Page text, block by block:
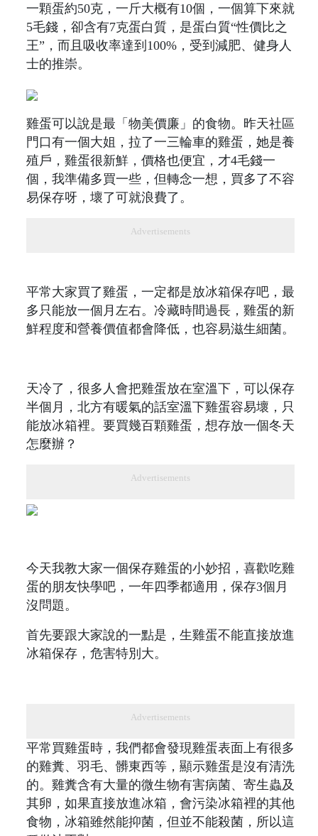
一顆蛋約50克，一斤大概有10個，一個算下來就
5毛錢，卻含有7克蛋白質，是蛋白質“性價比之
王”，而且吸收率達到100%，受到減肥、健身人
士的推崇。
雞蛋可以說是最「物美價廉」的食物。昨天社區
門口有一個大姐，拉了一三輪車的雞蛋，她是養
殖戶，雞蛋很新鮮，價格也便宜，才4毛錢一
個，我準備多買一些，但轉念一想，買多了不容
易保存呀，壞了可就浪費了。
Advertisements
平常大家買了雞蛋，一定都是放冰箱保存吧，最
多只能放一個月左右。冷藏時間過長，雞蛋的新
鮮程度和營養價值都會降低，也容易滋生細菌。
天冷了，很多人會把雞蛋放在室溫下，可以保存
半個月，北方有暖氣的話室溫下雞蛋容易壞，只
能放冰箱裡。要買幾百顆雞蛋，想存放一個冬天
怎麼辦？
Advertisements
今天我教大家一個保存雞蛋的小妙招，喜歡吃雞
蛋的朋友快學吧，一年四季都適用，保存3個月
沒問題。
首先要跟大家說的一點是，生雞蛋不能直接放進
冰箱保存，危害特別大。
Advertisements
平常買雞蛋時，我們都會發現雞蛋表面上有很多
的雞糞、羽毛、髒東西等，顯示雞蛋是沒有清洗
的。雞糞含有大量的微生物有害病菌、寄生蟲及
其卵，如果直接放進冰箱，會污染冰箱裡的其他
食物，冰箱雖然能抑菌，但並不能殺菌，所以這